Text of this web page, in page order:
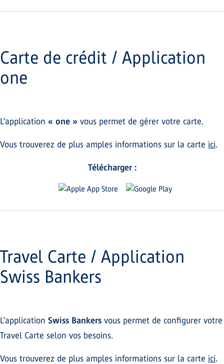
Carte de crédit / Application
one
L'application « one » vous permet de gérer votre carte.
Vous trouverez de plus amples informations sur la carte ici.
Télécharger :
Travel Carte / Application
Swiss Bankers
L'application Swiss Bankers vous permet de configurer votre
Travel Carte selon vos besoins.
Vous trouverez de plus amples informations sur la carte ici.